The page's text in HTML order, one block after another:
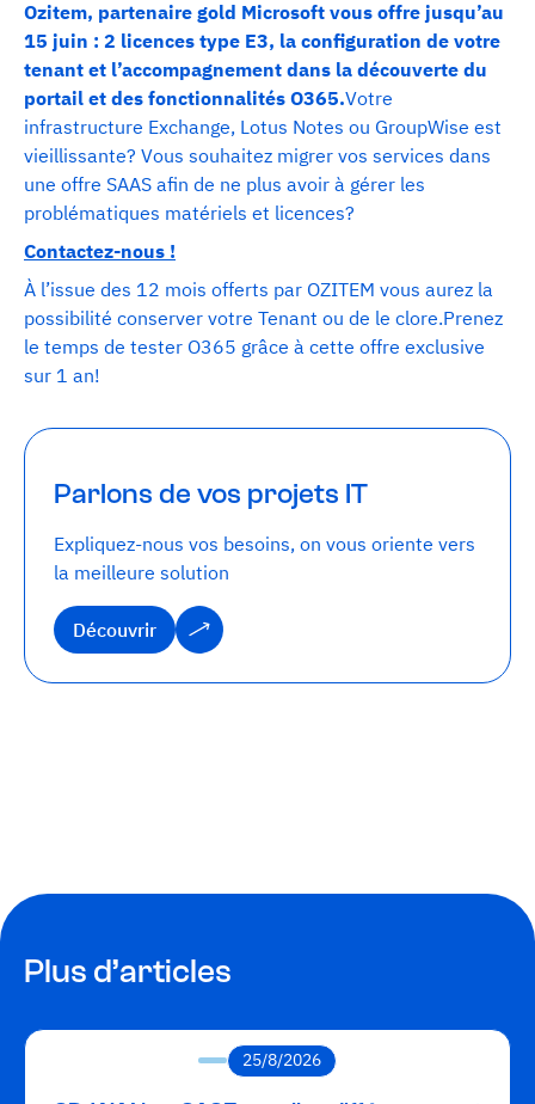
Ozitem, partenaire gold Microsoft vous offre jusqu’au
15 juin : 2 licences type E3, la configuration de votre
tenant et l’accompagnement dans la découverte du
portail et des fonctionnalités O365.Votre
infrastructure Exchange, Lotus Notes ou GroupWise est
vieillissante? Vous souhaitez migrer vos services dans
une offre SAAS afin de ne plus avoir à gérer les
problématiques matériels et licences?
Contactez-nous !
À l’issue des 12 mois offerts par OZITEM vous aurez la
possibilité conserver votre Tenant ou de le clore.Prenez
le temps de tester O365 grâce à cette offre exclusive
sur 1 an!
Parlons de vos projets IT
Expliquez-nous vos besoins, on vous oriente vers
la meilleure solution
Découvrir
Découvrir
Plus d’articles
25/8/2026